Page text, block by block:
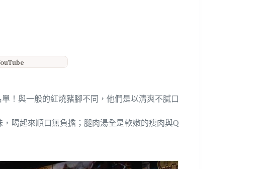
！與一般的紅燒豬腳不同，他們是以清爽不膩口
喝起來順口無負擔；腿肉湯全是軟嫩的瘦肉與Q